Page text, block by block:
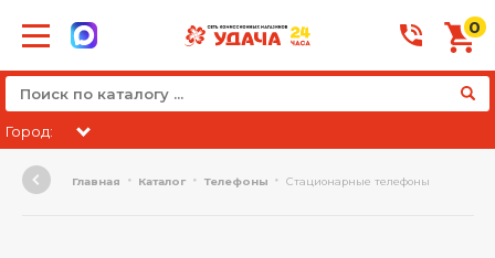
0
Город:
Главная Каталог Телефоны Стационарные телефоны